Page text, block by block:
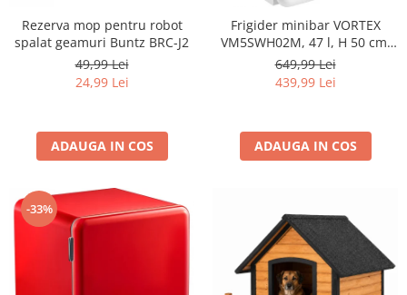
Rezerva mop pentru robot
spalat geamuri Buntz BRC-J2
49,99 Lei
24,99 Lei
ADAUGA IN COS
Frigider minibar VORTEX
VM5SWH02M, 47 l, H 50 cm,
Clasa E, alb
649,99 Lei
439,99 Lei
ADAUGA IN COS
-33%